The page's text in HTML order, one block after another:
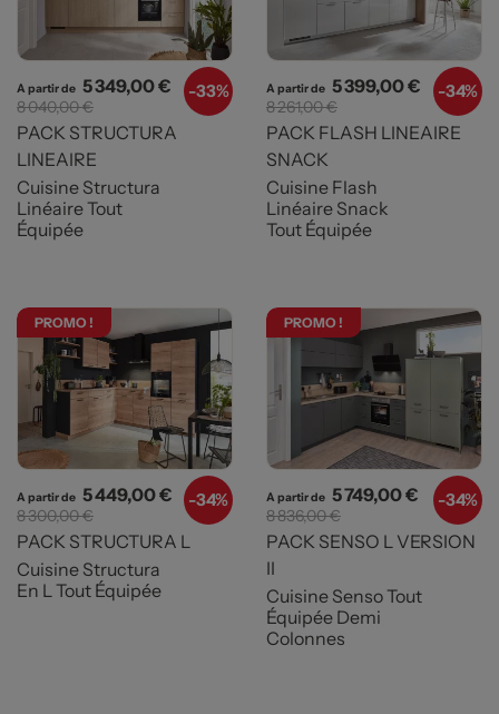
-33%
A partir de Prix
5 349,00 € Prix de base
8 040,00 €
PACK STRUCTURA
LINEAIRE
Cuisine Structura
Linéaire Tout
Équipée
-34%
A partir de Prix
5 399,00 € Prix de
8 261,00 €
PACK FLASH LINEAIRE
SNACK
Cuisine Flash
Linéaire Snack
Tout Équipée
PROMO !
-34%
A partir de Prix
5 449,00 € Prix de base
8 300,00 €
PACK STRUCTURA L
Cuisine Structura
En L Tout Équipée
PROMO !
-34%
A partir de Prix
5 749,00 € Prix de
8 836,00 €
PACK SENSO L VERSION
II
Cuisine Senso Tout
Équipée Demi
Colonnes